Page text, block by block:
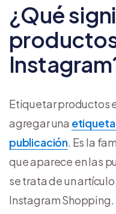
¿Qué
Etiquetar productos
agregar una etiqueta
publicación. Es la
que aparece en las
se trata de un
Instagram Shopping.